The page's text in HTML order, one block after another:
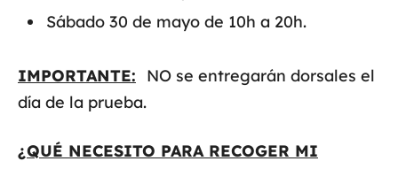
Sábado 30 de mayo de 10h a 20h.
IMPORTANTE:
NO se entregarán dorsales el
día de la prueba.
¿QUÉ NECESITO PARA RECOGER MI